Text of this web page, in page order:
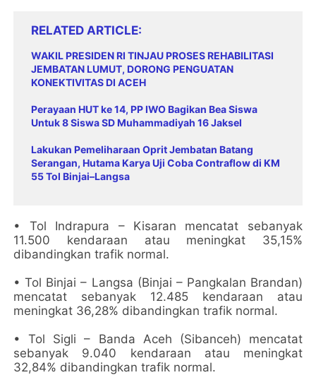
RELATED ARTICLE
WAKIL PRESIDEN RI TINJAU PROSES REHABILITASI
JEMBATAN LUMUT, DORONG PENGUATAN
KONEKTIVITAS DI ACEH
Perayaan HUT ke 14, PP IWO Bagikan Bea Siswa
Untuk 8 Siswa SD Muhammadiyah 16 Jaksel
Lakukan Pemeliharaan Oprit Jembatan Batang
Serangan, Hutama Karya Uji Coba Contraflow di KM
55 Tol Binjai–Langsa
• Tol Indrapura – Kisaran mencatat sebanyak
11.500 kendaraan atau meningkat 35,15%
dibandingkan trafik normal.
• Tol Binjai – Langsa (Binjai – Pangkalan Brandan)
mencatat sebanyak 12.485 kendaraan atau
meningkat 36,28% dibandingkan trafik normal.
• Tol Sigli – Banda Aceh (Sibanceh) mencatat
sebanyak 9.040 kendaraan atau meningkat
32,84% dibandingkan trafik normal.